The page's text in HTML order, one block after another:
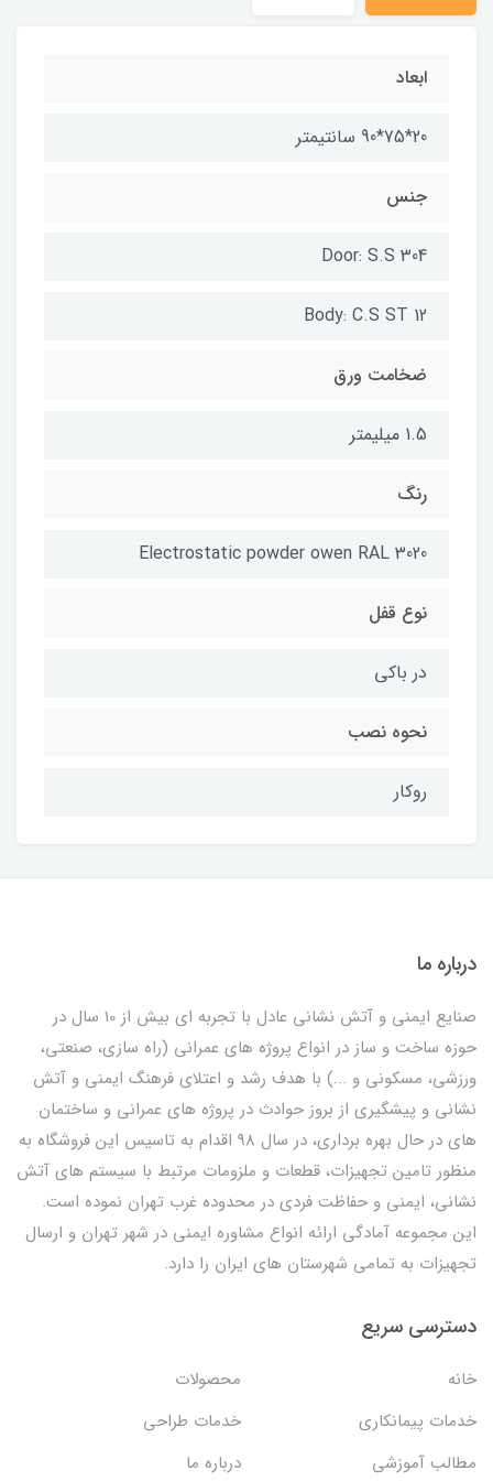
ابعاد
20*75*90 سانتیمتر
جنس
Door: S.S 304
Body: C.S ST 12
ضخامت ورق
1.5 میلیمتر
رنگ
Electrostatic powder owen RAL 3020
نوع قفل
در باکی
نحوه نصب
روکار
درباره ما
صنایع ایمنی و آتش نشانی عادل با تجربه ای بیش از 10 سال در
حوزه ساخت و ساز در انواع پروژه های عمرانی (راه سازی، صنعتی،
ورزشی، مسکونی و ...) با هدف رشد و اعتلای فرهنگ ایمنی و آتش
نشانی و پیشگیری از بروز حوادث در پروژه های عمرانی و ساختمان
های در حال بهره برداری، در سال 98 اقدام به تاسیس این فروشگاه به
منظور تامین تجهیزات، قطعات و ملزومات مرتبط با سیستم های آتش
نشانی، ایمنی و حفاظت فردی در محدوده غرب تهران نموده است.
این مجموعه آمادگی ارائه انواع مشاوره ایمنی در شهر تهران و ارسال
تجهیزات به تمامی شهرستان های ایران را دارد.
دسترسی سریع
خانه
محصولات
خدمات پیمانکاری
خدمات طراحی
مطالب آموزشی
درباره ما